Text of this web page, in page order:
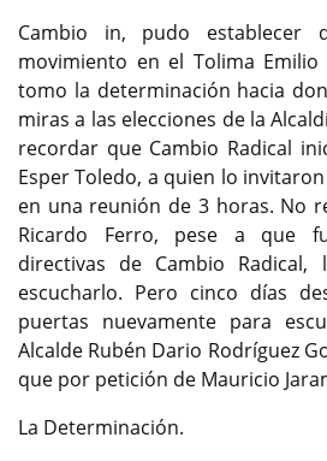
Cambio in, pudo establecer
movimiento en el Tolima Emilio
tomo la determinación hacia
miras a las elecciones de la
recordar que Cambio Radical
Esper Toledo, a quien lo
en una reunión de 3 horas. No
Ricardo Ferro, pese a que
directivas de Cambio
escucharlo. Pero cinco días
puertas nuevamente para
Alcalde Rubén Dario Rodríguez
que por petición de Mauricio
La Determinación.